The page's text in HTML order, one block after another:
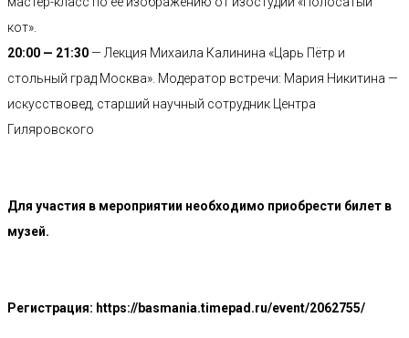
кот».
20:00 — 21:30— Лекция Михаила Калинина «Царь Пётр и
стольный град Москва». Модератор встречи: Мария Никитина —
искусствовед, старший научный сотрудник Центра
Гиляровского
Для участия в мероприятии необходимо приобрести билет в
музей.
Регистрация: https://basmania.timepad.ru/event/2062755/